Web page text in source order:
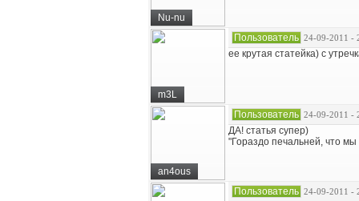
Nu-nu
m3L
Пользователь 24-09-2011 -
ее крутая статейка) с
an4ous
Пользователь 24-09-2011 -
ДА! статья супер)
"Гораздо печальней, что
Пользователь 24-09-2011 -